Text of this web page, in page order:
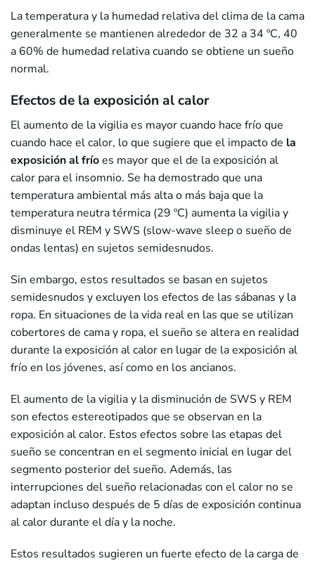
La temperatura y la humedad relativa del clima de la cama
generalmente se mantienen alrededor de 32 a 34 ºC, 40
a 60% de humedad relativa cuando se obtiene un sueño
normal.
Efectos de la exposición al calor
El aumento de la vigilia es mayor cuando hace frío que
cuando hace el calor, lo que sugiere que el impacto de la
exposición al fríoes mayor que el de la exposición al
calor para el insomnio. Se ha demostrado que una
temperatura ambiental más alta o más baja que la
temperatura neutra térmica (29 ºC) aumenta la vigilia y
disminuye el REM y SWS (slow-wave sleep o sueño de
ondas lentas) en sujetos semidesnudos.
Sin embargo, estos resultados se basan en sujetos
semidesnudos y excluyen los efectos de las sábanas y la
ropa. En situaciones de la vida real en las que se utilizan
cobertores de cama y ropa, el sueño se altera en realidad
durante la exposición al calor en lugar de la exposición al
frío en los jóvenes, así como en los ancianos.
El aumento de la vigilia y la disminución de SWS y REM
son efectos estereotipados que se observan en la
exposición al calor. Estos efectos sobre las etapas del
sueño se concentran en el segmento inicial en lugar del
segmento posterior del sueño. Además, las
interrupciones del sueño relacionadas con el calor no se
adaptan incluso después de 5 días de exposición continua
al calor durante el día y la noche.
Estos resultados sugieren un fuerte efecto de la carga de